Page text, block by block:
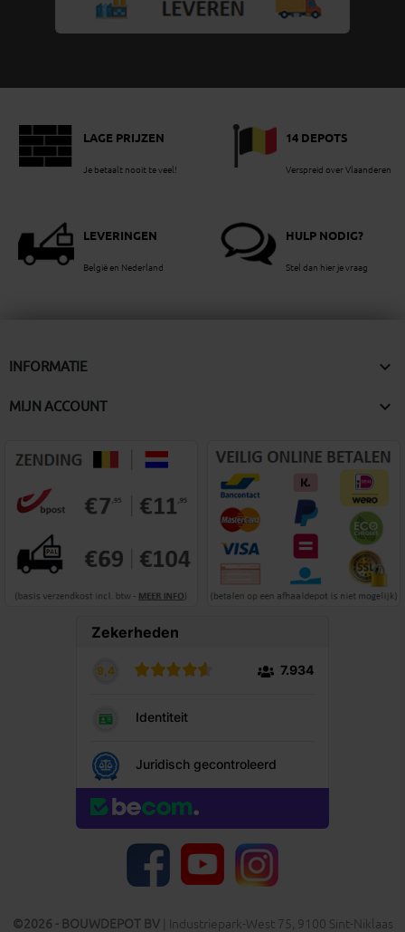
LAGE PRIJZEN
Je betaalt nooit te veel!
14 DEPOTS
Verspreid over Vlaanderen
LEVERINGEN
België en Nederland
HULP NODIG?
Stel dan hier je vraag
INFORMATIE 
MIJN ACCOUNT 
©2026 - BOUWDEPOT BV| Industriepark-West 75, 9100 Sint-Niklaas